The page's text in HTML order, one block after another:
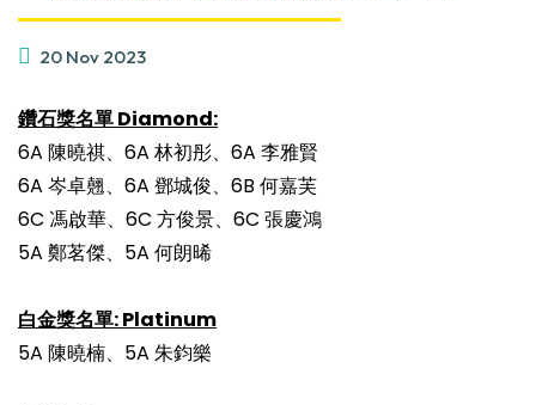
20 Nov 2023
鑽石獎名單 Diamond:
6A 陳曉祺、6A 林初彤、6A 李雅賢
6A 岑卓翹、6A 鄧城俊、6B 何嘉芙
6C 馮啟華、6C 方俊景、6C 張慶鴻
5A 鄭茗傑、5A 何朗晞
白金獎名單: Platinum
5A 陳曉楠、5A 朱鈞樂